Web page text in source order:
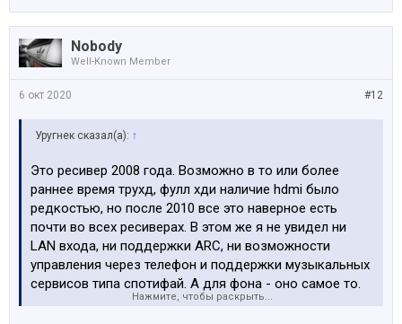
Nobody
Well-Known Member
#12
6 окт 2020
Уругнек сказал(а): ↑
Это ресивер 2008 года. Возможно в то или более
раннее время трухд, фулл хди наличие hdmi было
редкостью, но после 2010 все это наверное есть
почти во всех ресиверах. В этом же я не увидел ни
LAN входа, ни поддержки ARC, ни возможности
управления через телефон и поддержки музыкальных
сервисов типа спотифай. А для фона - оно самое то.
На сске стоит денон х2000 за 245 евро, это ресивер
Нажмите, чтобы раскрыть...